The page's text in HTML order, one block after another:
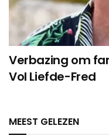
Verbazing om
Vol Liefde-Fred
MEEST GELEZEN